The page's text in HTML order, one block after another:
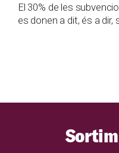
El 30% de les
es donen a dit, és a